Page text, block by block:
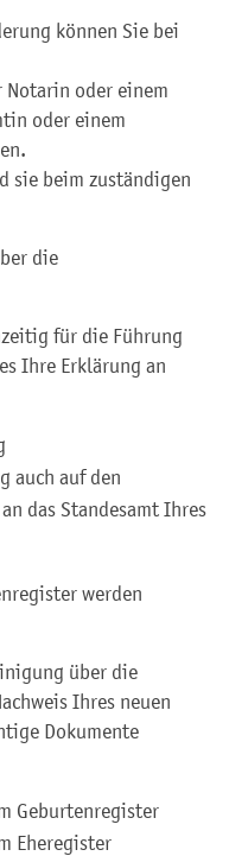
können Sie bei
Notarin oder einem
oder einem
sie beim zuständigen
die
für die Führung
Ihre Erklärung an
auch auf den
das Standesamt Ihres
werden
über die
Ihres neuen
Dokumente
Geburtenregister
Eheregister